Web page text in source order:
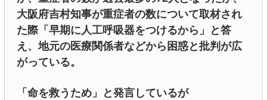
大阪府吉村知事が重症者の数について取材され
た際「早期に人工呼吸器をつけるから」と答
え、地元の医療関係者などから困惑と批判が広
がっている。
「命を救うため」と発言しているが